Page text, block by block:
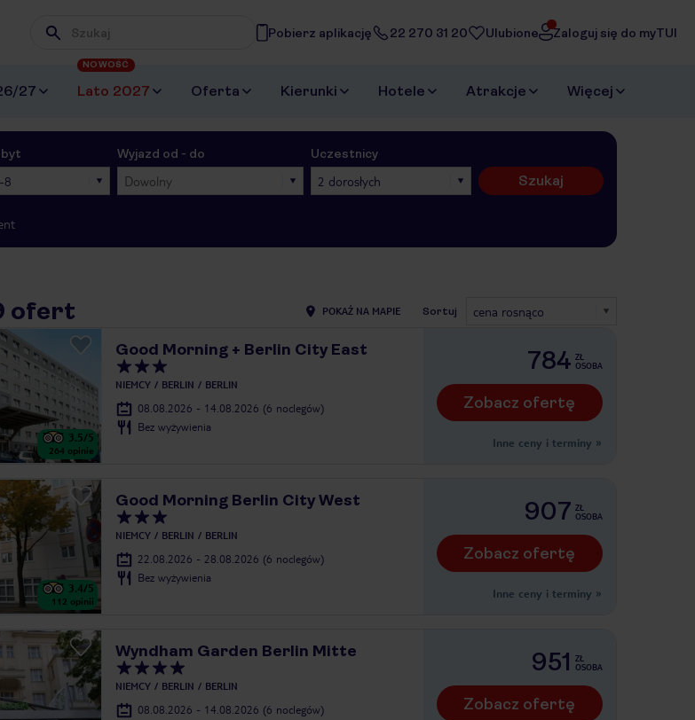
Wpisz frazę, której szukasz
Pobierz aplikację 22 270 31 20 Ulubione Zaloguj się do myTUI
27 Lato 2027
NOWOŚĆ
Oferta Kierunki Hotele Atrakcje Więcej
8
Wyjazd od - do
Dowolny
Uczestnicy
2 dorosłych Szukaj
ofert POKAŻ NA MAPIE Sortuj cena rosnąco
3.5/5
264 opinie
Good Morning + Berlin City East
NIEMCY BERLIN BERLIN
08.08.2026 - 14.08.2026 (6 noclegów)
Bez wyżywienia
784 ZŁ
OSOBA
Zobacz ofertę
Inne ceny i terminy »
3.4/5
112 opinii
Good Morning Berlin City West
NIEMCY BERLIN BERLIN
22.08.2026 - 28.08.2026 (6 noclegów)
Bez wyżywienia
907 ZŁ
OSOBA
Zobacz ofertę
Inne ceny i terminy »
Wyndham Garden Berlin Mitte
NIEMCY BERLIN BERLIN
08.08.2026 - 14.08.2026 (6 noclegów)
951
ZŁ
OSOBA
Zobacz ofertę